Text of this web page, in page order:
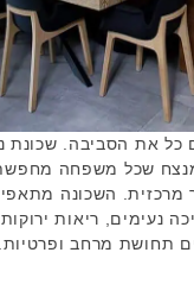
את הסביבה. שכונת
שכל משפחה
מרכזית. השכונה
נעימים, ריאות
תחושת מרחב